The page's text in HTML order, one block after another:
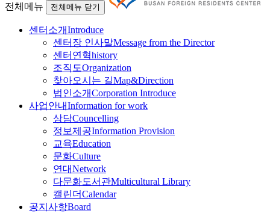
전체메뉴 전체메뉴 닫기
센터소개Introduce
센터장 인사말Message from the Director
센터연혁history
조직도Organization
찾아오시는 길Map&Direction
법인소개Corporation Introduce
사업안내Information for work
상담Councelling
정보제공Information Provision
교육Education
문화Culture
연대Network
다문화도서관Multicultural Library
캘린더Calendar
공지사항Board